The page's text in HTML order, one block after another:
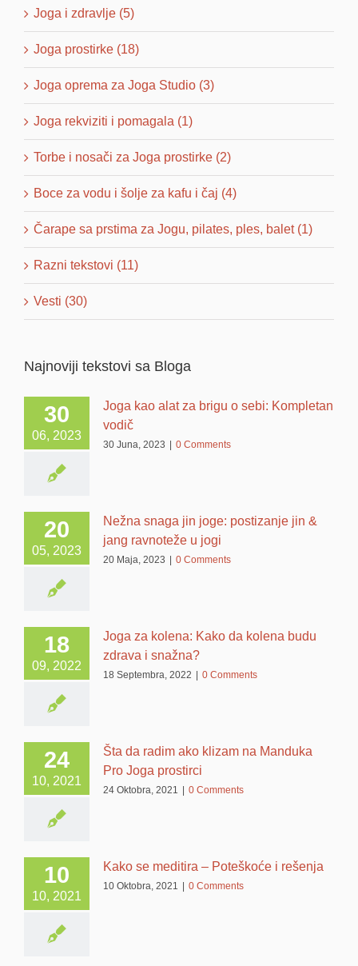
Joga i zdravlje (5)
Joga prostirke (18)
Joga oprema za Joga Studio (3)
Joga rekviziti i pomagala (1)
Torbe i nosači za Joga prostirke (2)
Boce za vodu i šolje za kafu i čaj (4)
Čarape sa prstima za Jogu, pilates, ples, balet (1)
Razni tekstovi (11)
Vesti (30)
Najnoviji tekstovi sa Bloga
30
06, 2023
Joga kao alat za brigu o sebi: Kompletan
vodič
30 Juna, 2023 | 0 Comments
20
05, 2023
Nežna snaga jin joge: postizanje jin &
jang ravnoteže u jogi
20 Maja, 2023 | 0 Comments
18
09, 2022
Joga za kolena: Kako da kolena budu
zdrava i snažna?
18 Septembra, 2022 | 0 Comments
24
10, 2021
Šta da radim ako klizam na Manduka
Pro Joga prostirci
24 Oktobra, 2021 | 0 Comments
10
10, 2021
Kako se meditira – Poteškoće i rešenja
10 Oktobra, 2021 | 0 Comments